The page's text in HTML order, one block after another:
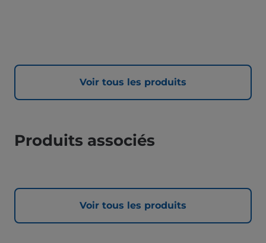
Voir tous les produits
Produits associés
Voir tous les produits